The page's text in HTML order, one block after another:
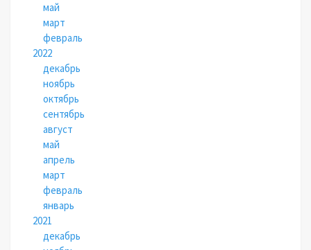
май
март
февраль
2022
декабрь
ноябрь
октябрь
сентябрь
август
май
апрель
март
февраль
январь
2021
декабрь